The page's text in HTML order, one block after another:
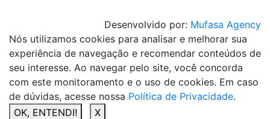
Desenvolvido por: Mufasa Agency
Nós utilizamos cookies para analisar e melhorar sua
experiência de navegação e recomendar conteúdos de
seu interesse. Ao navegar pelo site, você concorda
com este monitoramento e o uso de cookies. Em caso
de dúvidas, acesse nossa Política de Privacidade.
OK, ENTENDI!
X